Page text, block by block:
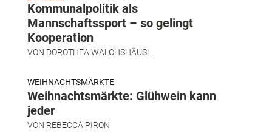
Kommunalpolitik als
Mannschaftssport – so gelingt
Kooperation
VON DOROTHEA WALCHSHÄUSL
WEIHNACHTSMÄRKTE
Weihnachtsmärkte: Glühwein kann
jeder
VON REBECCA PIRON